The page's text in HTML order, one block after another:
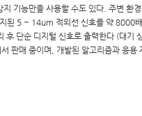
기능만을 사용할 수도 있다. 주변 환
5 ~ 14um 적외선 신호를 약 8000배
후 단순 디지털 신호로 출력한다 (대기
매 중이며, 개발된 알고리즘과 응용